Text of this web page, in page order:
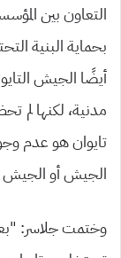
التعاون بين
بحماية البنية
أيضًا الجيش
مدنية، لكنها لم
تايوان هو عدم
الجيش أو الجيش
وختمت جلاسر: